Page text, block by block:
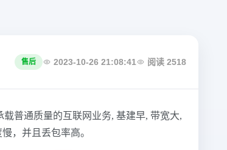
售后 2023-10-26 21:08:41 阅读 2518
载普通质量的互联网业务, 基建早, 带宽大,
，并且丢包率高。